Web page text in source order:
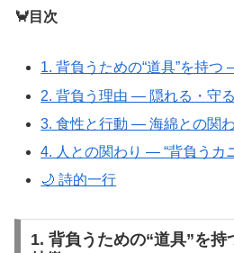
🦀目次
1. 背負うための“道具”を持
2. 背負う理由 ― 隠れる・守
3. 食性と行動 ― 海綿との関
4. 人との関わり ― “背負うカ
🌙 詩的一行
1. 背負うための“道具”を